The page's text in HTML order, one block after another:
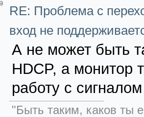
RE: Проблема с
вход не
А не может быть
HDCP, а монитор
работу с
"Быть таким, каков ты